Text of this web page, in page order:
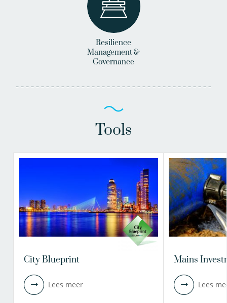
Resilience
Management &
Governance
Tools
City Blueprint
Lees meer
Mains
Lees